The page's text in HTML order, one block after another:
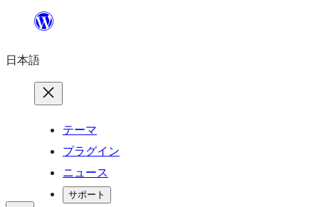
を
日本語
テーマ
プラグイン
ニュース
サポート